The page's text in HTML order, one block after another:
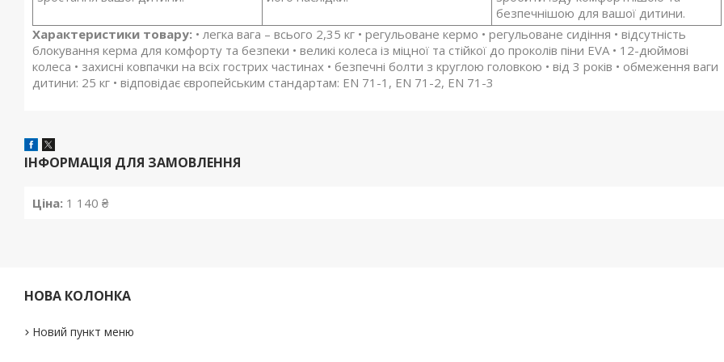
безпечнішою для вашої дитини.
Характеристики товару: • легка вага – всього 2,35 кг • регульоване кермо • регульоване сидіння • відсутність
блокування керма для комфорту та безпеки • великі колеса із міцної та стійкої до проколів піни EVA • 12-дюймові
колеса • захисні ковпачки на всіх гострих частинах • безпечні болти з круглою головкою • від 3 років • обмеження ваги
дитини: 25 кг • відповідає європейським стандартам: EN 71-1, EN 71-2, EN 71-3
ІНФОРМАЦІЯ ДЛЯ ЗАМОВЛЕННЯ
Ціна: 1 140 ₴
НОВА КОЛОНКА
Новий пункт меню